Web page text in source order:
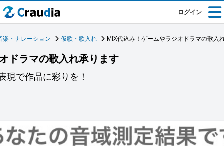
ログイン
楽・ナレーション 仮歌・歌入れ MIX代込み！ゲームやラジオドラマの歌入
ドラマの歌入れ承ります
現で作品に彩りを！